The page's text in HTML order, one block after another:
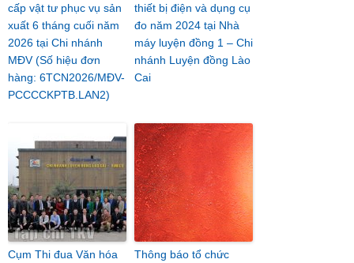
cấp vật tư phục vụ sản
xuất 6 tháng cuối năm
2026 tại Chi nhánh
MĐV (Số hiệu đơn
hàng: 6TCN2026/MĐV-
PCCCCKPTB.LAN2)
thiết bị điện và dụng cụ
đo năm 2024 tại Nhà
máy luyện đồng 1 – Chi
nhánh Luyện đồng Lào
Cai
Cụm Thi đua Văn hóa
Thông báo tổ chức